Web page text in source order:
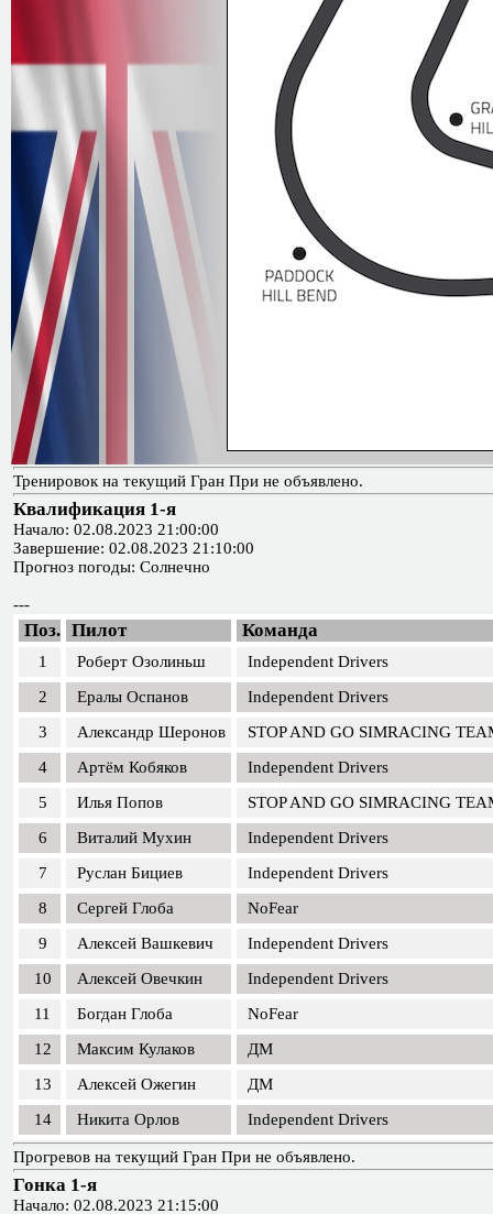
Тренировок на текущий Гран При не объявлено.
Квалификация 1-я
Начало: 02.08.2023 21:00:00
Завершение: 02.08.2023 21:10:00
Прогноз погоды: Солнечно
---
Поз. Пилот Команда
1 Роберт Озолиньш
Independent Drivers
2
Ералы Оспанов
Independent Drivers
3
Александр Шеронов
STOP AND GO SIMRACING
4
Артём Кобяков
Independent Drivers
5
Илья Попов
STOP AND GO SIMRACING
6
Виталий Мухин
Independent Drivers
7
Руслан Бициев
Independent Drivers
8
Сергей Глоба
NoFear
9
Алексей Вашкевич
Independent Drivers
10
Алексей Овечкин
Independent Drivers
11
Богдан Глоба
NoFear
12
Максим Кулаков
ДМ
13
Алексей Ожегин
ДМ
14
Никита Орлов Independent Drivers
Прогревов на текущий Гран При не объявлено.
Гонка 1-я
Начало: 02.08.2023 21:15:00